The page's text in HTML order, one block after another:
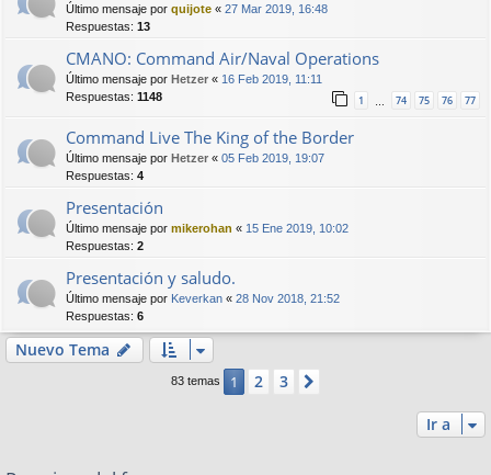
Último mensaje por quijote « 27 Mar 2019, 16:48
Respuestas: 13
CMANO: Command Air/Naval Operations
Último mensaje por Hetzer « 16 Feb 2019, 11:11
Respuestas: 1148 1 74 75 76 77
Command Live The King of the Border
Último mensaje por Hetzer « 05 Feb 2019, 19:07
Respuestas: 4
Presentación
Último mensaje por mikerohan « 15 Ene 2019, 10:02
Respuestas: 2
Presentación y saludo.
Último mensaje por Keverkan « 28 Nov 2018, 21:52
Respuestas: 6
Nuevo Tema
83 temas 1 2 3
Ir a